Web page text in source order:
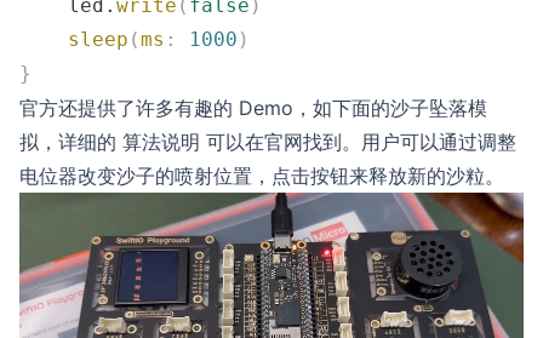
    led.
write ( false )
    sleep
(ms : 1000 )
}
官方还提供了许多有趣的 Demo ，如下面的沙子坠落模
拟，详细的 算法说明 可以在官网找到。用户可以通过调整
电位器改变沙子的喷射位置，点击按钮来释放新的沙粒。